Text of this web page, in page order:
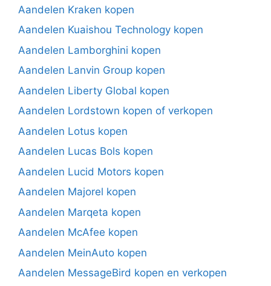
Aandelen Kraken kopen
Aandelen Kuaishou Technology kopen
Aandelen Lamborghini kopen
Aandelen Lanvin Group kopen
Aandelen Liberty Global kopen
Aandelen Lordstown kopen of verkopen
Aandelen Lotus kopen
Aandelen Lucas Bols kopen
Aandelen Lucid Motors kopen
Aandelen Majorel kopen
Aandelen Marqeta kopen
Aandelen McAfee kopen
Aandelen MeinAuto kopen
Aandelen MessageBird kopen en verkopen